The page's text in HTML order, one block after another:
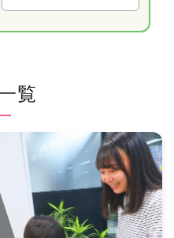
覧